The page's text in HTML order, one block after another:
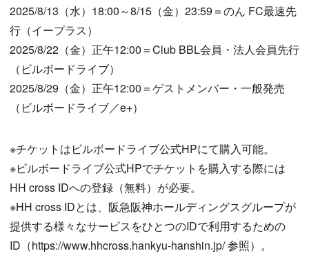
2025/8/13（水）18:00～8/15（金）23:59＝のん FC最速先
行（イープラス）
2025/8/22（金）正午12:00＝Club BBL会員・法人会員先行
（ビルボードライブ）
2025/8/29（金）正午12:00＝ゲストメンバー・一般発売
（ビルボードライブ／e+）
※チケットはビルボードライブ公式HPにて購入可能。
※ビルボードライブ公式HPでチケットを購入する際には
HH cross IDへの登録（無料）が必要。
※HH cross IDとは、阪急阪神ホールディングスグループが
提供する様々なサービスをひとつのIDで利用するための
ID（https://www.hhcross.hankyu-hanshin.jp/ 参照）。